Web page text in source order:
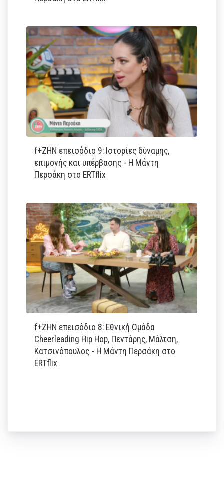
f+ΖΗΝ επεισόδιο 9: Ιστορίες δύναμης,
επιμονής και υπέρβασης - Η Μάντη
Περσάκη στο ERTflix
f+ΖΗΝ επεισόδιο 8: Εθνική Ομάδα
Cheerleading Hip Hop, Πεντάρης, Μάλτση,
Κατσινόπουλος - Η Μάντη Περσάκη στο
ERTflix